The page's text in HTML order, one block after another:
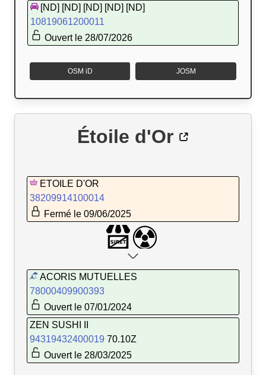
[ND] [ND] [ND] [ND] [ND]
10819061200011
Ouvert le 28/07/2026
OSM iD JOSM
Étoile d'Or
ETOILE D'OR
38209914100014
Fermé le 09/06/2025
ACORIS MUTUELLES
78000409900393
Ouvert le 07/01/2024
ZEN SUSHI II
94319432400019 70.10Z
Ouvert le 28/03/2025